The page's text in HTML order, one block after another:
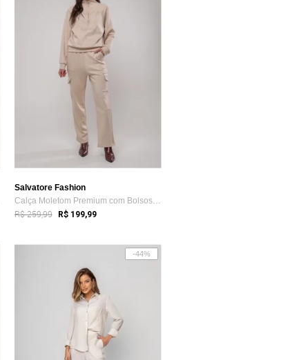
Salvatore Fashion
Calça Moletom Premium com Bolsos Cargo S...
R$ 259,99 R$ 199,99
-44%